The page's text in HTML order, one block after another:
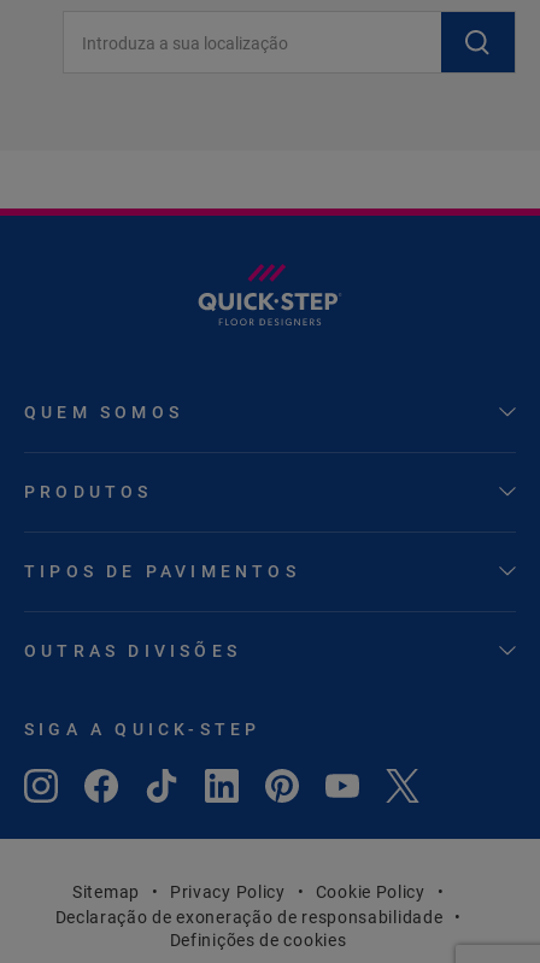
QUEM SOMOS
PRODUTOS
TIPOS DE PAVIMENTOS
OUTRAS DIVISÕES
SIGA A QUICK-STEP
Sitemap Privacy Policy
Cookie Policy
Declaração de exoneração de responsabilidade
Definições de cookies